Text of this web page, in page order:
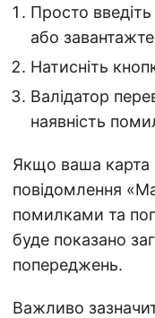
Просто
або
Натисніть
Валідатор
наявність
Якщо ваша карта
повідомлення
помилками та
буде показано
попереджень.
Важливо